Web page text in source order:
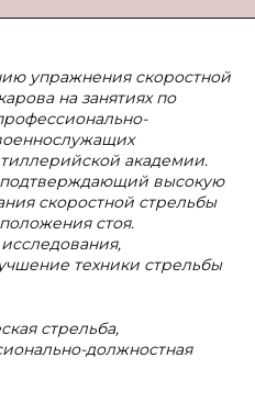
упражнения скоростной
на занятиях по
академии.
подтверждающий высокую
скоростной стрельбы
стоя.
техники стрельбы
стрельба,
должностная